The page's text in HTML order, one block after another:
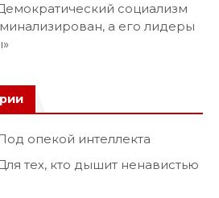
социализм
а его лидеры
опекой интеллекта
тех, кто дышит ненавистью